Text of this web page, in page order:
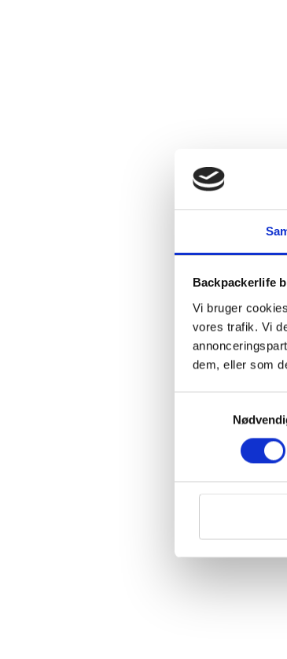
Backpackerlife
Vi bruger
vores trafik. Vi
dem, eller som